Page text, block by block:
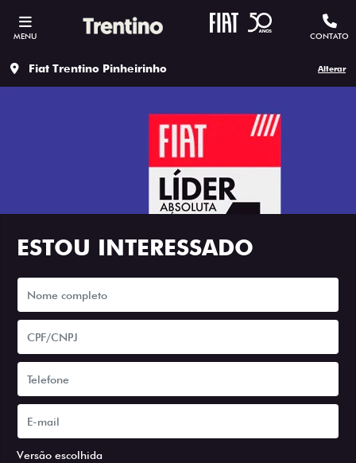
MENU CONTATO
Fiat Trentino Pinheirinho Alterar
ESTOU INTERESSADO
Versão escolhida